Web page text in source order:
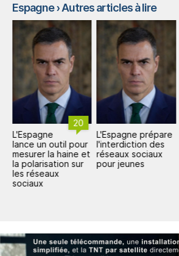
Espagne› Autres articles à lire
20
L'Espagne
lance un outil pour
mesurer la haine et
la polarisation sur
les réseaux
sociaux
L'Espagne prépare
l'interdiction des
réseaux sociaux
pour jeunes